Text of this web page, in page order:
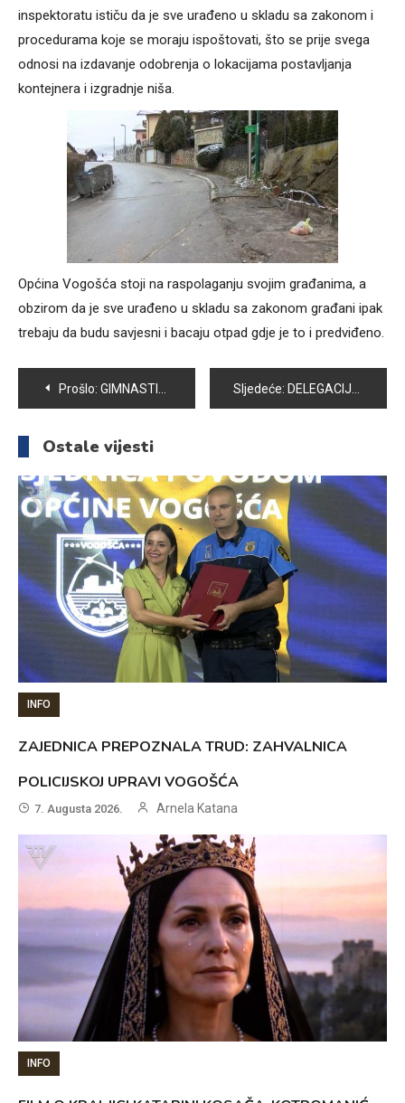
inspektoratu ističu da je sve urađeno u skladu sa zakonom i
procedurama koje se moraju ispoštovati, što se prije svega
odnosi na izdavanje odobrenja o lokacijama postavljanja
kontejnera i izgradnje niša.
Općina Vogošća stoji na raspolaganju svojim građanima, a
obzirom da je sve urađeno u skladu sa zakonom građani ipak
trebaju da budu savjesni i bacaju otpad gdje je to i predviđeno.
Navigacija
članaka
Prošlo: GIMNASTIČARKE GK „HANA“ VRIJEDNO SE PRIPREMAJU ZA NAREDNA TAKMIČENJA Sljedeće: DELEGACIJA OPĆINE VOGOŠĆA PRISUSTVOVALA OBILJEŽAVANJU 26. GODIŠNJICE MASAKRA NA MARKALAMA
Ostale vijesti
INFO
ZAJEDNICA PREPOZNALA TRUD: ZAHVALNICA
POLICIJSKOJ UPRAVI VOGOŠĆA
7. Augusta 2026. Arnela Katana
INFO